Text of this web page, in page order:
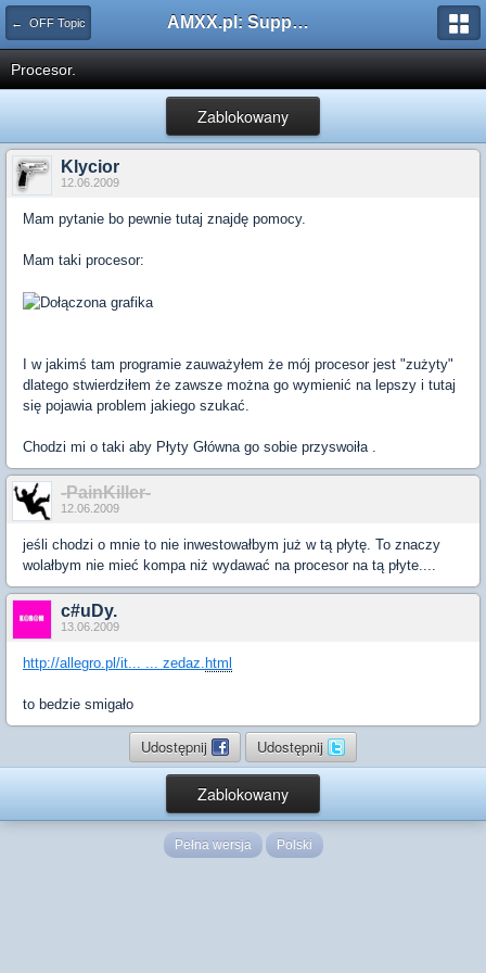
← OFF Topic AMXX.pl: Support AMX Mod X i SourceMod
Procesor.
Zablokowany
Klycior
12.06.2009
Mam pytanie bo pewnie tutaj znajdę pomocy.
Mam taki procesor:
I w jakimś tam programie zauważyłem że mój procesor jest "zużyty"
dlatego stwierdziłem że zawsze można go wymienić na lepszy i tutaj
się pojawia problem jakiego szukać.
Chodzi mi o taki aby Płyty Główna go sobie przyswoiła .
-PainKiller-
12.06.2009
jeśli chodzi o mnie to nie inwestowałbym już w tą płytę. To znaczy
wolałbym nie mieć kompa niż wydawać na procesor na tą płyte....
c#uDy.
13.06.2009
http://allegro.pl/it... ... zedaz. html
to bedzie smigało
Udostępnij Udostępnij
Zablokowany
Pełna wersja Polski